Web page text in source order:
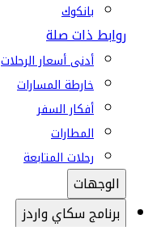
بانكوك
روابط ذات صلة
أدنى أسعار الرحلات
خارطة المسارات
أفكار السفر
المطارات
رحلات المتابعة
الوجهات
برنامج سكاي واردز